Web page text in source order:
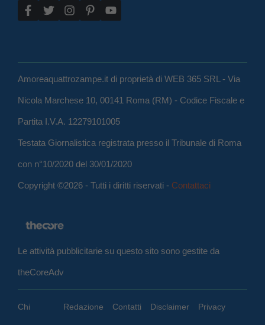
Amoreaquattrozampe.it di proprietà di WEB 365 SRL - Via
Nicola Marchese 10, 00141 Roma (RM) - Codice Fiscale e
Partita I.V.A. 12279101005
Testata Giornalistica registrata presso il Tribunale di Roma
con n°10/2020 del 30/01/2020
Copyright ©2026 - Tutti i diritti riservati - Contattaci
Le attività pubblicitarie su questo sito sono gestite da
theCoreAdv
Chi Redazione Contatti Disclaimer Privacy